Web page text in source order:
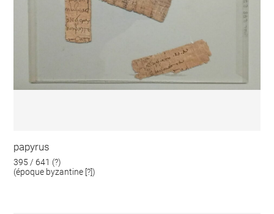
papyrus
395 / 641 (?)
(époque byzantine [?])